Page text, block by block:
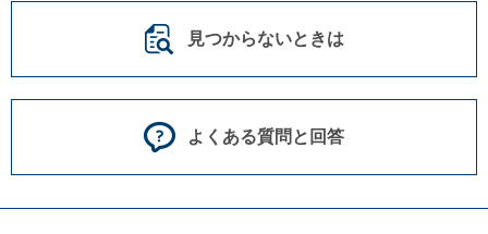
見つからないときは
よくある質問と回答